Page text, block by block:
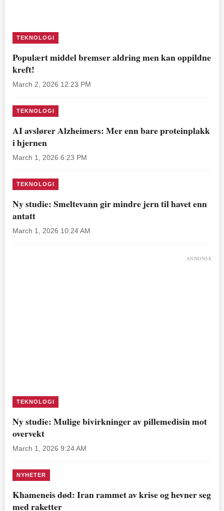
TEKNOLOGI
Populært middel bremser aldring men kan oppildne
kreft!
March 2, 2026 12:23 PM
TEKNOLOGI
AI avslører Alzheimers: Mer enn bare proteinplakk
i hjernen
March 1, 2026 6:23 PM
TEKNOLOGI
Ny studie: Smeltevann gir mindre jern til havet enn
antatt
March 1, 2026 10:24 AM
ANNONSE
TEKNOLOGI
Ny studie: Mulige bivirkninger av pillemedisin mot
overvekt
March 1, 2026 9:24 AM
NYHETER
Khameneis død: Iran rammet av krise og hevner seg
med raketter